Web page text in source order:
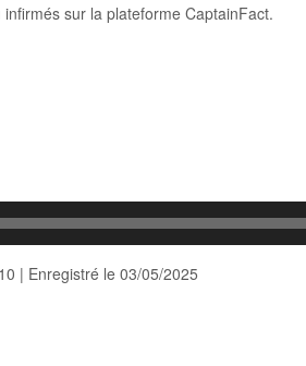
sur la plateforme CaptainFact.
| Enregistré le 03/05/2025